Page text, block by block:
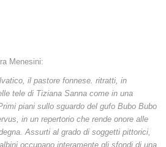
Menesini:
il pastore fonnese. ritratti, in
tele di Tiziana Sanna come in una
piani sullo sguardo del gufo Bubo Bubo
in un repertorio che rende onore alle
Assurti al grado di soggetti pittorici,
occupano interamente gli sfondi di una